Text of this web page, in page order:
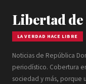
Libertad
LA VERDAD HACE LIBRE
Noticias de República
periodístico. Cobertura
sociedad y más, porque